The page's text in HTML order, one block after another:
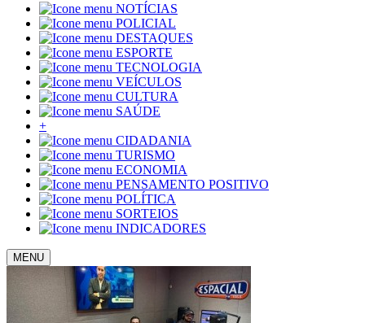
NOTÍCIAS
POLICIAL
DESTAQUES
ESPORTE
TECNOLOGIA
VEÍCULOS
CULTURA
SAÚDE
+
CIDADANIA
TURISMO
ECONOMIA
PENSAMENTO POSITIVO
POLÍTICA
SORTEIOS
INDICADORES
MENU